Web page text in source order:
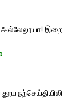
தூய